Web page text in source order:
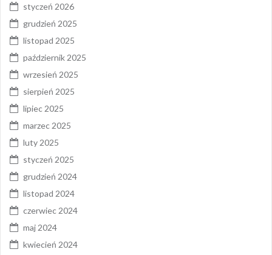
styczeń 2026
grudzień 2025
listopad 2025
październik 2025
wrzesień 2025
sierpień 2025
lipiec 2025
marzec 2025
luty 2025
styczeń 2025
grudzień 2024
listopad 2024
czerwiec 2024
maj 2024
kwiecień 2024